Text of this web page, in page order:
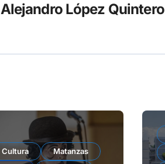
Alejandro López Quintero
Cultura
Matanzas